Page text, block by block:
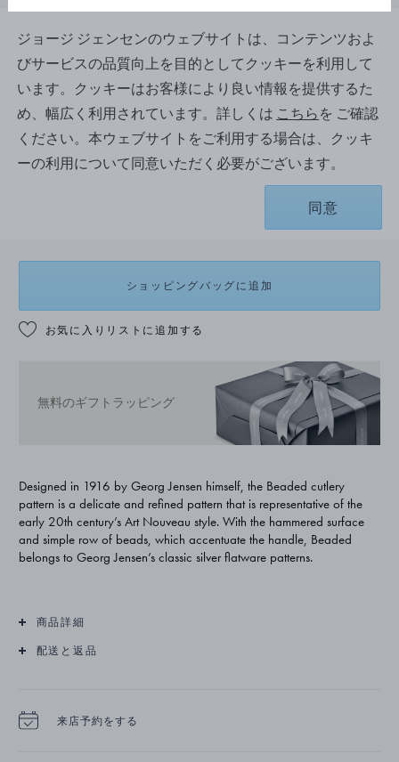
BEADED デザートスプーン
スターリングシルバー
お取り寄せのため、納品まで約2-3 週間かかります。
ショッピングバッグに追加
お気に入りリストに追加する
無料のギフトラッピング
Designed in 1916 by Georg Jensen himself, the Beaded cutlery
pattern is a delicate and refined pattern that is representative of the
early 20th century’s Art Nouveau style. With the hammered surface
and simple row of beads, which accentuate the handle, Beaded
belongs to Georg Jensen’s classic silver flatware patterns.
商品詳細
配送と返品
来店予約をする
ジョージ ジェンセンのウェブサイトは、コンテンツおよ
びサービスの品質向上を目的としてクッキーを利用して
います。クッキーはお客様により良い情報を提供するた
め、幅広く利用されています。詳しくは こちらを ご確認
ください。本ウェブサイトをご利用する場合は、クッキ
ーの利用について同意いただく必要がございます。
同意